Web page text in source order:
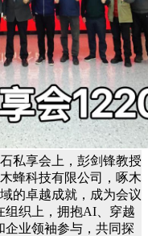
私享会上，彭剑锋教授
蜂科技有限公司，啄木
的卓越成就，成为会议
组织上，拥抱AI、穿越
企业领袖参与，共同探